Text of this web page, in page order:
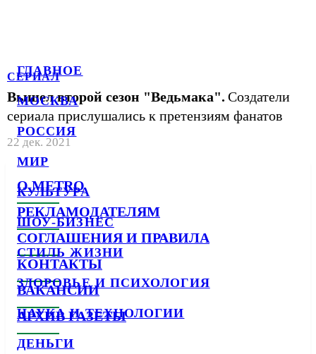
ГЛАВНОЕ
МОСКВА
РОССИЯ
МИР
КУЛЬТУРА
ШОУ-БИЗНЕС
СТИЛЬ ЖИЗНИ
ЗДОРОВЬЕ И ПСИХОЛОГИЯ
НАУКА И ТЕХНОЛОГИИ
ДЕНЬГИ
СЕРИАЛ
Вышел второй сезон "Ведьмака". Создатели
сериала прислушались к претензиям фанатов
22 дек. 2021
О METRO
РЕКЛАМОДАТЕЛЯМ
СОГЛАШЕНИЯ И ПРАВИЛА
КОНТАКТЫ
ВАКАНСИИ
АРХИВ ГАЗЕТЫ